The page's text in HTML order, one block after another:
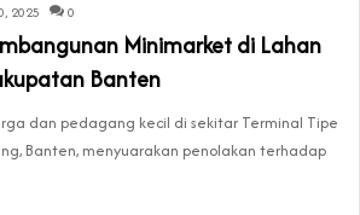
2025 0
Minimarket di Lahan
Banten
dan pedagang kecil di sekitar Terminal Tipe
Banten, menyuarakan penolakan terhadap